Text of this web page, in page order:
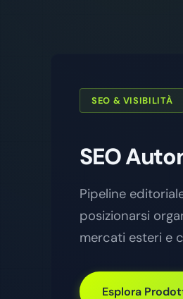
SEO & VISIBILITÀ
SEO
Pipeline
posizionarsi
mercati esteri e
Esplora